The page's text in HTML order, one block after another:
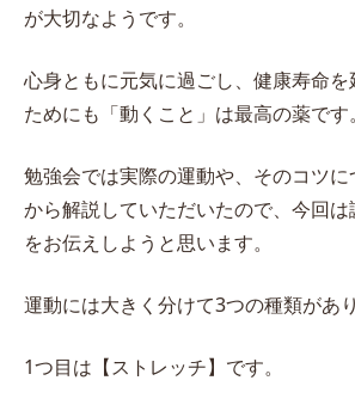
が大切なようです。
心身ともに元気に過ごし、健康寿命を
ためにも「動くこと」は最高の薬です。
勉強会では実際の運動や、そのコツ
から解説していただいたので、今回
をお伝えしようと思います。
運動には大きく分けて3つの種類があり
1つ目は【ストレッチ】です。